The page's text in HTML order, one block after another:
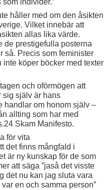
individer.”
håller med om den åsikten
Vilket innebär att
allas lika värde.
de prestigefulla posterna
så. Precis som feminister
köper böcker med texter
och oförmögen att
sig själv är hans
handlar om honom själv –
allting som har med
Skam Manifesto.
för vita
det finns mångfald i
är ny kunskap för de som
att säga ”jaså det visste
det nu kan jag sluta vara
en och samma person”